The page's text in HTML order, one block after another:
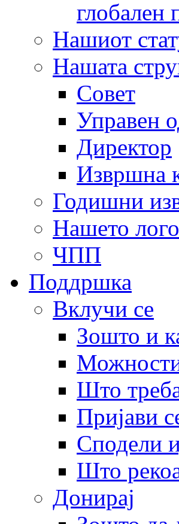
глобален
Нашиот
Нашата
Совет
Управен
Директор
Извршна
Годишни
Нашето лого
ЧПП
Поддршка
Вклучи се
Зошто и
Што
Пријави
Сподели
Што
Донирај